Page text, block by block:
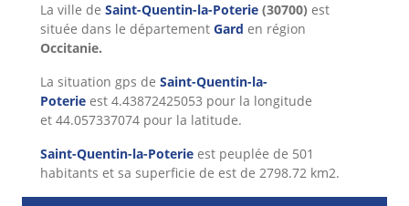
La ville de Saint-Quentin-la-Poterie (30700) est
située dans le département Gard en région
Occitanie.
La situation gps de Saint-Quentin-la-
Poterie est 4.43872425053 pour la longitude
et 44.057337074 pour la latitude.
Saint-Quentin-la-Poterie est peuplée de 501
habitants et sa superficie de est de 2798.72 km2.